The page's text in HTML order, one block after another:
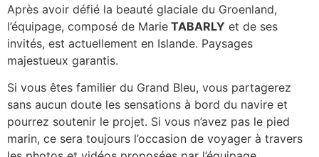
Après avoir défié la beauté glaciale du Groenland,
l’équipage, composé de Marie TABARLY et de ses
invités, est actuellement en Islande. Paysages
majestueux garantis.
Si vous êtes familier du Grand Bleu, vous partagerez
sans aucun doute les sensations à bord du navire et
pourrez soutenir le projet. Si vous n’avez pas le pied
marin, ce sera toujours l’occasion de voyager à travers